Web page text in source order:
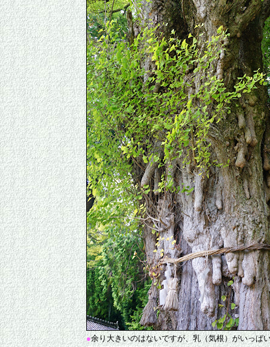
●余り大きいのはないですが、乳（気根）がいっぱ